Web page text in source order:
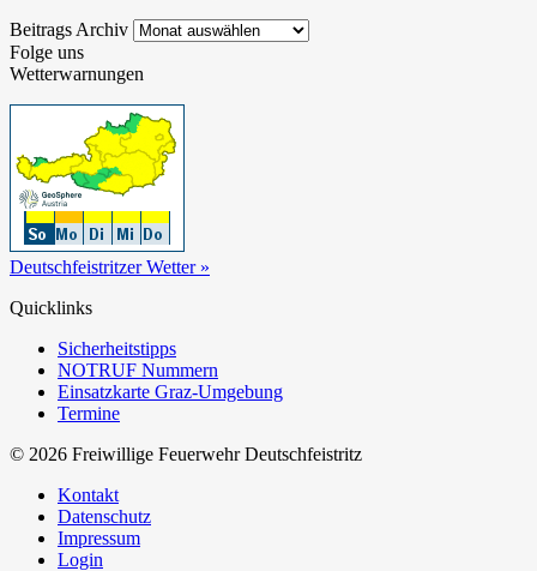
Beitrags Archiv Beitrags
Folge uns
Wetterwarnungen
Deutschfeistritzer Wetter »
Quicklinks
Sicherheitstipps
NOTRUF Nummern
Einsatzkarte Graz-Umgebung
Termine
© 2026 Freiwillige Feuerwehr Deutschfeistritz
Kontakt
Datenschutz
Impressum
Login